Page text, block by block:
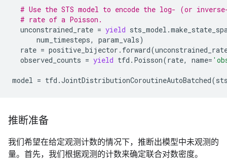
# Use the STS model to encode the log- (or
# rate of a Poisson.
unconstrained_rate = yield sts_model .
num_timesteps, param_vals)
rate = positive_bijector . forward(
observed_counts = yield tfd . Poisson(rate, name=
model = tfd .JointDistributionCoroutineAutoBatched(
推断准备
我们希望在给定观测计数的情况下，推断出模型中未观测的
量。首先，我们根据观测的计数来确定联合对数密度。